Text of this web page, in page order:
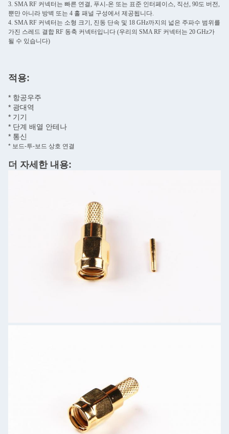
3. SMA RF 커넥터는 빠른 연결, 푸시-온 또는 표준 인터페이스, 직선, 90도 버전,
뿐만 아니라 방벽 또는 4 홀 패널 구성에서 제공됩니다.
4. SMA RF 커넥터는 소형 크기, 진동 단속 및 18 GHz까지의 넓은 주파수 범위를
가진 스레드 결합 RF 동축 커넥터입니다 (우리의 SMA RF 커넥터는 20 GHz가
될 수 있습니다)
적용:
* 항공우주
* 광대역
* 기기
* 단계 배열 안테나
* 통신
* 보드-투-보드 상호 연결
더 자세한 내용: